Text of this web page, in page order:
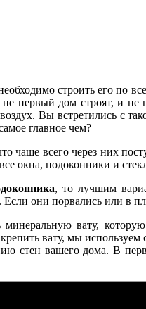
строить его по
первый дом строят, и не
Вы встретились с
главное чем?
чаше всего через них
окна, подоконники и
, то лучшим
они порвались или в
минеральную вату,
вату, мы
стен вашего дома. В